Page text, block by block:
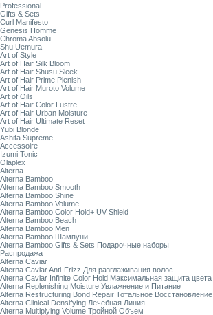
Professional
Gifts & Sets
Curl Manifesto
Genesis Homme
Chroma Absolu
Shu Uemura
Art of Style
Art of Hair Silk Bloom
Art of Hair Shusu Sleek
Art of Hair Prime Plenish
Art of Hair Muroto Volume
Art of Oils
Art of Hair Color Lustre
Art of Hair Urban Moisture
Art of Hair Ultimate Reset
Yūbi Blonde
Ashita Supreme
Accessoire
Izumi Tonic
Olaplex
Alterna
Alterna Bamboo
Alterna Bamboo Smooth
Alterna Bamboo Shine
Alterna Bamboo Volume
Alterna Bamboo Color Hold+ UV Shield
Alterna Bamboo Beach
Alterna Bamboo Men
Alterna Bamboo Шампуни
Alterna Bamboo Gifts & Sets Подарочные наборы
Распродажа
Alterna Caviar
Alterna Caviar Anti-Frizz Для разглаживания волос
Alterna Caviar Infinite Color Hold Максимальная защита цвета
Alterna Replenishing Moisture Увлажнение и Питание
Alterna Restructuring Bond Repair Тотальное Восстановление
Alterna Clinical Densifying Лечебная Линия
Alterna Multiplying Volume Тройной Объем